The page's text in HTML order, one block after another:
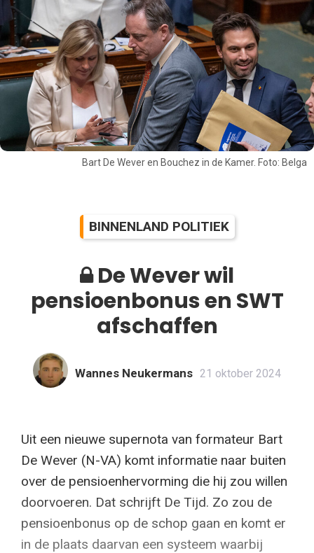
Bart De Wever en Bouchez in de Kamer. Foto: Belga
BINNENLAND POLITIEK
De Wever wil
pensioenbonus en SWT
afschaffen
Wannes Neukermans 21 oktober 2024
Uit een nieuwe supernota van formateur Bart
De Wever (N-VA) komt informatie naar buiten
over de pensioenhervorming die hij zou willen
doorvoeren. Dat schrijft De Tijd. Zo zou de
pensioenbonus op de schop gaan en komt er
in de plaats daarvan een systeem waarbij